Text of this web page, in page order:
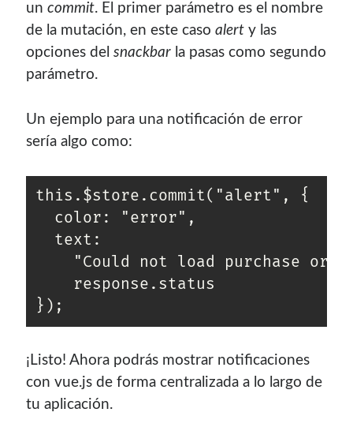
uncommit. El primer parámetro es el nombre
de la mutación, en este casoalert y las
opciones delsnackbar la pasas como segundo
parámetro.
Un ejemplo para una notificación de error
sería algo como:
this.$store.commit("alert", {
  color: "error",
  text:
"Could not load purchase
    response.status
});
¡Listo! Ahora podrás mostrar notificaciones
con vue.js de forma centralizada a lo largo de
tu aplicación.